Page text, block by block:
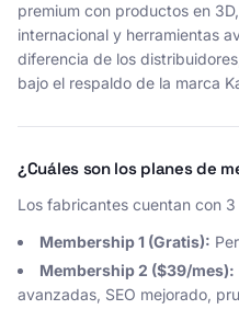
premium con productos en
internacional y herramientas
diferencia de los
bajo el respaldo de la marca
¿Cuáles son los planes de
Los fabricantes cuentan con 3
Membership 1 (Gratis):
Membership 2 ($39/mes):
avanzadas, SEO mejorado,